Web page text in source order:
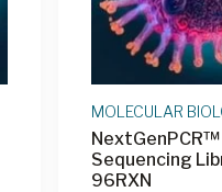
MOLECULAR
NextGenPCR™
Sequencing
96RXN